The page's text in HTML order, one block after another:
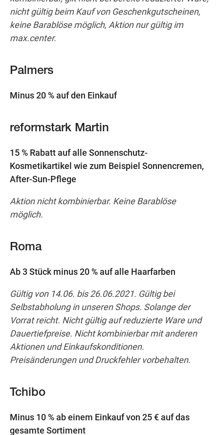
nicht gültig beim Kauf von Geschenkgutscheinen,
keine Barablöse möglich, Aktion nur gültig im
max.center.
Palmers
Minus 20 % auf den Einkauf
reformstark Martin
15 % Rabatt auf alle Sonnenschutz-
Kosmetikartikel wie zum Beispiel Sonnencremen,
After-Sun-Pflege
Aktion nicht kombinierbar. Keine Barablöse
möglich.
Roma
Ab 3 Stück minus 20 % auf alle Haarfarben
Gültig von 14.06. bis 26.06.2021. Gültig bei
Selbstabholung in unseren Shops. Solange der
Vorrat reicht. Nicht gültig auf reduzierte Ware und
Dauertiefpreise. Nicht kombinierbar mit anderen
Aktionen und Einkaufskonditionen.
Preisänderungen und Druckfehler vorbehalten.
Tchibo
Minus 10 % ab einem Einkauf von 25 € auf das
gesamte Sortiment